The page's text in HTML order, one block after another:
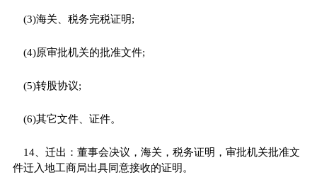
(3)海关、税务完税证明;
(4)原审批机关的批准文件;
(5)转股协议;
(6)其它文件、证件。
14、迁出：董事会决议，海关，税务证明，审批机关批准文
件迁入地工商局出具同意接收的证明。